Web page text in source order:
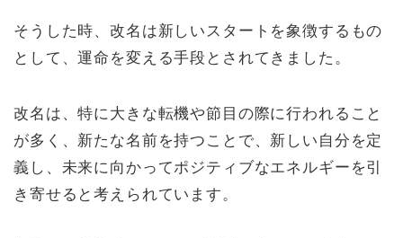
そうした時、改名は新しいスタートを象徴するもの
として、運命を変える手段とされてきました。
改名は、特に大きな転機や節目の際に行われること
が多く、新たな名前を持つことで、新しい自分を定
義し、未来に向かってポジティブなエネルギーを引
き寄せると考えられています。